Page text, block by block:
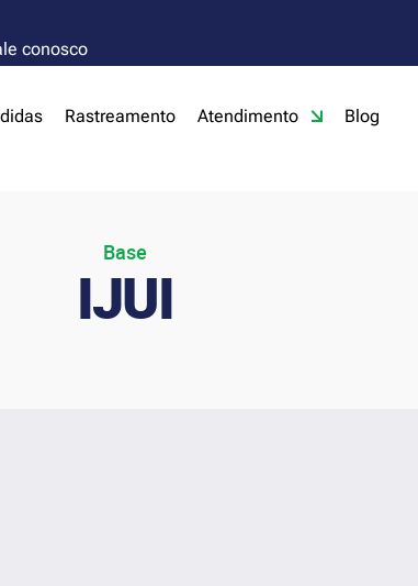
conosco
Rastreamento Atendimento Blog
Base
IJUI